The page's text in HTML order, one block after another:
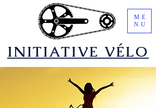
​INITIATIVE VÉLO
ME
NU